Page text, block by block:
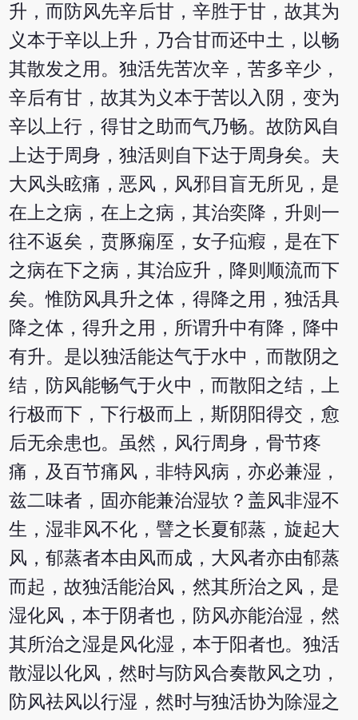
升，而防风先辛后甘，辛胜于甘，故其为
义本于辛以上升，乃合甘而还中土，以畅
其散发之用。独活先苦次辛，苦多辛少，
辛后有甘，故其为义本于苦以入阴，变为
辛以上行，得甘之助而气乃畅。故防风自
上达于周身，独活则自下达于周身矣。夫
大风头眩痛，恶风，风邪目盲无所见，是
在上之病，在上之病，其治奕降，升则一
往不返矣，贲豚痫厔，女子疝瘕，是在下
之病在下之病，其治应升，降则顺流而下
矣。惟防风具升之体，得降之用，独活具
降之体，得升之用，所谓升中有降，降中
有升。是以独活能达气于水中，而散阴之
结，防风能畅气于火中，而散阳之结，上
行极而下，下行极而上，斯阴阳得交，愈
后无余患也。虽然，风行周身，骨节疼
痛，及百节痛风，非特风病，亦必兼湿，
兹二味者，固亦能兼治湿欤？盖风非湿不
生，湿非风不化，譬之长夏郁蒸，旋起大
风，郁蒸者本由风而成，大风者亦由郁蒸
而起，故独活能治风，然其所治之风，是
湿化风，本于阴者也，防风亦能治湿，然
其所治之湿是风化湿，本于阳者也。独活
散湿以化风，然时与防风合奏散风之功，
防风祛风以行湿，然时与独活协为除湿之